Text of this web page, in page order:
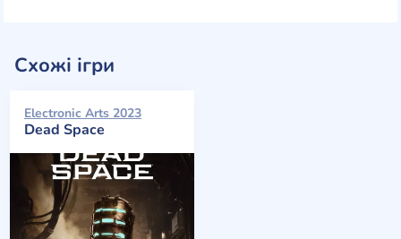
Схожі ігри
Electronic Arts 2023
Dead Space